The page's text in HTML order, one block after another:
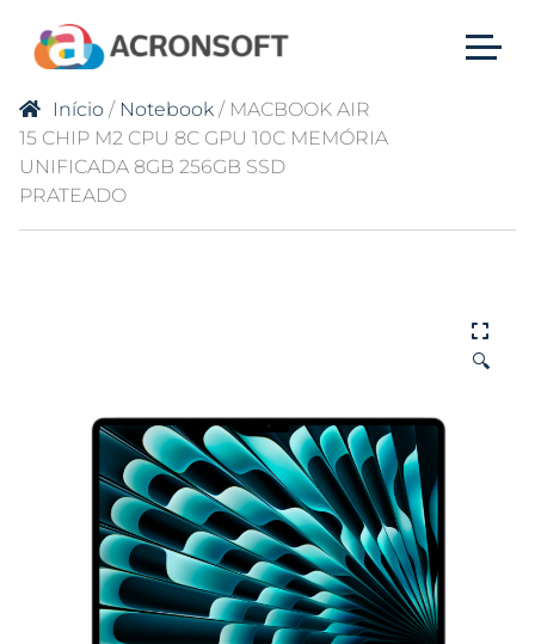
Início / Notebook / MACBOOK AIR
15 CHIP M2 CPU 8C GPU 10C MEMÓRIA
UNIFICADA 8GB 256GB SSD
PRATEADO
🔍